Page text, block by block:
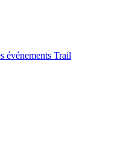
événements Trail